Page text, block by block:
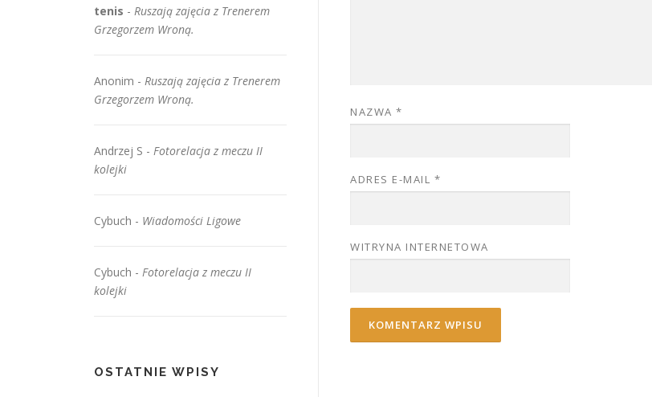
NAZWA *
ADRES E-MAIL *
WITRYNA INTERNETOWA
tenis - Ruszają zajęcia z Trenerem
Grzegorzem Wroną.
Anonim - Ruszają zajęcia z Trenerem
Grzegorzem Wroną.
Andrzej S - Fotorelacja z meczu II
kolejki
Cybuch - Wiadomości Ligowe
Cybuch - Fotorelacja z meczu II
kolejki
OSTATNIE WPISY